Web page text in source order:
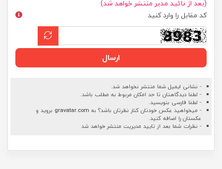
(بعد از تائید مدیر منتشر خواهد شد)
کد مقابل را وارد کنید
ارسال
- نشانی ایمیل شما منتشر نخواهد شد.
- لطفا دیدگاهتان تا حد امکان مربوط به مطلب باشد.
- لطفا فارسی بنویسید.
- میخواهید عکس خودتان کنار نظرتان باشد؟ به gravatar.com بروید و
عکستان را اضافه کنید.
- نظرات شما بعد از تایید مدیریت منتشر خواهد شد